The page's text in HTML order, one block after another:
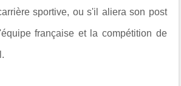
sportive, ou s'il aliera son post
française et la compétition de